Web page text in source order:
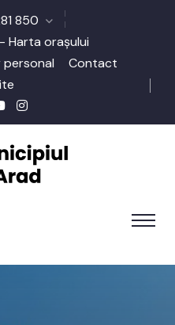
850
Harta orașului
Contact